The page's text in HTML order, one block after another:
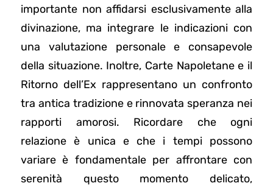
importante non affidarsi esclusivamente alla
divinazione, ma integrare le indicazioni con
una valutazione personale e consapevole
della situazione. Inoltre, Carte Napoletane e il
Ritorno dell’Ex rappresentano un confronto
tra antica tradizione e rinnovata speranza nei
rapporti amorosi. Ricordare che ogni
relazione è unica e che i tempi possono
variare è fondamentale per affrontare con
serenità questo momento delicato,